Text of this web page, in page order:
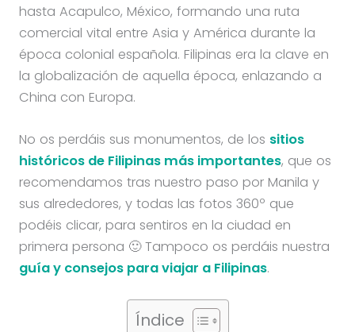
hasta Acapulco, México, formando una ruta
comercial vital entre Asia y América durante la
época colonial española. Filipinas era la clave en
la globalización de aquella época, enlazando a
China con Europa.
No os perdáis sus monumentos, de los sitios
históricos de Filipinas más importantes, que os
recomendamos tras nuestro paso por Manila y
sus alrededores, y todas las fotos 360º que
podéis clicar, para sentiros en la ciudad en
primera persona 🙂 Tampoco os perdáis nuestra
guía y consejos para viajar a Filipinas.
Índice